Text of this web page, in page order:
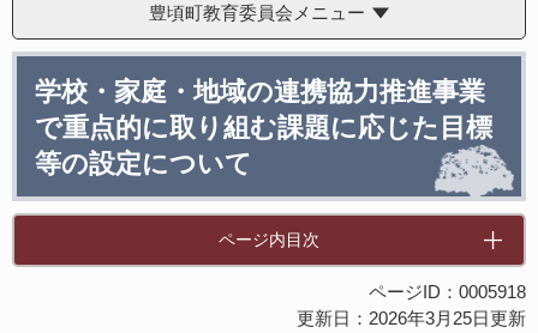
豊頃町教育委員会メニュー
学校・家庭・地域の連携協力推進事業
で重点的に取り組む課題に応じた目標
等の設定について
ページ内目次
ページID：0005918
更新日：2026年3月25日更新